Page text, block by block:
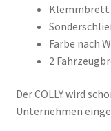
Klemmbrett
Farbe nach
2
Der COLLY wird
Unternehmen